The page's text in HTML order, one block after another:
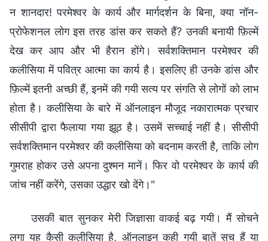
न शानदार! परमेश्वर के कार्य और मार्गदर्शन के बिना, क्या नॉन-
प्रोफेशनल लोग इस तरह डांस कर सकते हैं? उनकी बनायी फ़िल्में
देख कर आप और भी हैरान होंगे। सर्वशक्तिमान परमेश्वर की
कलीसिया में पवित्र आत्मा का कार्य है। इसलिए ही उनके डांस और
फ़िल्में इतनी अच्छी हैं, इनमें की गयी सत्य पर संगति से लोगों को लाभ
होता है। कलीसिया के बारे में ऑनलाइन मौजूद नकारात्मक प्रचार
सीसीपी द्वारा फैलाया गया झूठ है। उसमें सच्चाई नहीं है। सीसीपी
सर्वशक्तिमान परमेश्वर की कलीसिया को बदनाम करती है, ताकि लोग
गुमराह होकर उसे अपना दुश्मन मानें। फिर वो परमेश्वर के कार्य की
जांच नहीं करेंगे, उसका उद्धार खो देंगे।"
उसकी बात सुनकर मेरी जिज्ञासा वाकई बढ़ गयी। मैं सोचने
लगा यह कैसी कलीसिया है, ऑनलाइन कही गयी बातें सच हैं या